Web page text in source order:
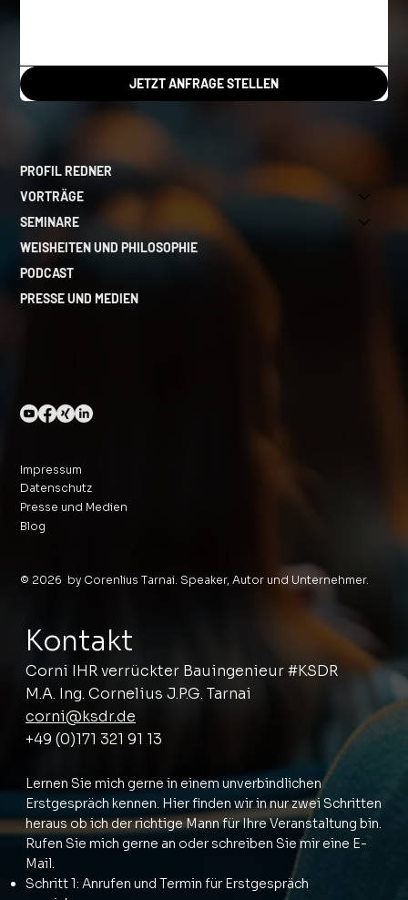
JETZT ANFRAGE STELLEN
Kontakt
Corni IHR verrückter Bauingenieur #KSDR
M.A. Ing. Cornelius J.P.G. Tarnai
corni@ksdr.de
+49 (0)171 321 91 13
Lernen Sie mich gerne in einem unverbindlichen
Erstgespräch kennen. Hier finden wir in nur zwei Schritten
heraus ob ich der richtige Mann für Ihre Veranstaltung bin.
Rufen Sie mich gerne an oder schreiben Sie mir eine E-
Mail.
Schritt 1: Anrufen und Termin für Erstgespräch
PROFIL REDNER
VORTRÄGE
SEMINARE
WEISHEITEN UND PHILOSOPHIE
PODCAST
PRESSE UND MEDIEN
Impressum
Datenschutz
Presse und Medien
Blog
© 2026 by Corenlius Tarnai. Speaker, Autor und Unternehmer.